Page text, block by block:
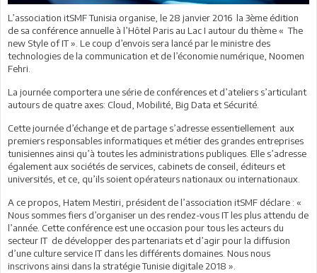
L’association itSMF Tunisia organise, le 28 janvier 2016 la 3ème édition
de sa conférence annuelle à l’Hôtel Paris au Lac I autour du thème « The
new Style of IT ». Le coup d’envois sera lancé par le ministre des
technologies de la communication et de l’économie numérique, Noomen
Fehri.
La journée comportera une série de conférences et d’ateliers s’articulant
autours de quatre axes: Cloud, Mobilité, Big Data et Sécurité.
Cette journée d’échange et de partage s’adresse essentiellement aux
premiers responsables informatiques et métier des grandes entreprises
tunisiennes ainsi qu’à toutes les administrations publiques. Elle s’adresse
également aux sociétés de services, cabinets de conseil, éditeurs et
universités, et ce, qu’ils soient opérateurs nationaux ou internationaux.
A ce propos, Hatem Mestiri, président de l’association itSMF déclare : «
Nous sommes fiers d’organiser un des rendez-vous IT les plus attendu de
l’année. Cette conférence est une occasion pour tous les acteurs du
secteur IT de développer des partenariats et d’agir pour la diffusion
d’une culture service IT dans les différents domaines. Nous nous
inscrivons ainsi dans la stratégie Tunisie digitale 2018 ».